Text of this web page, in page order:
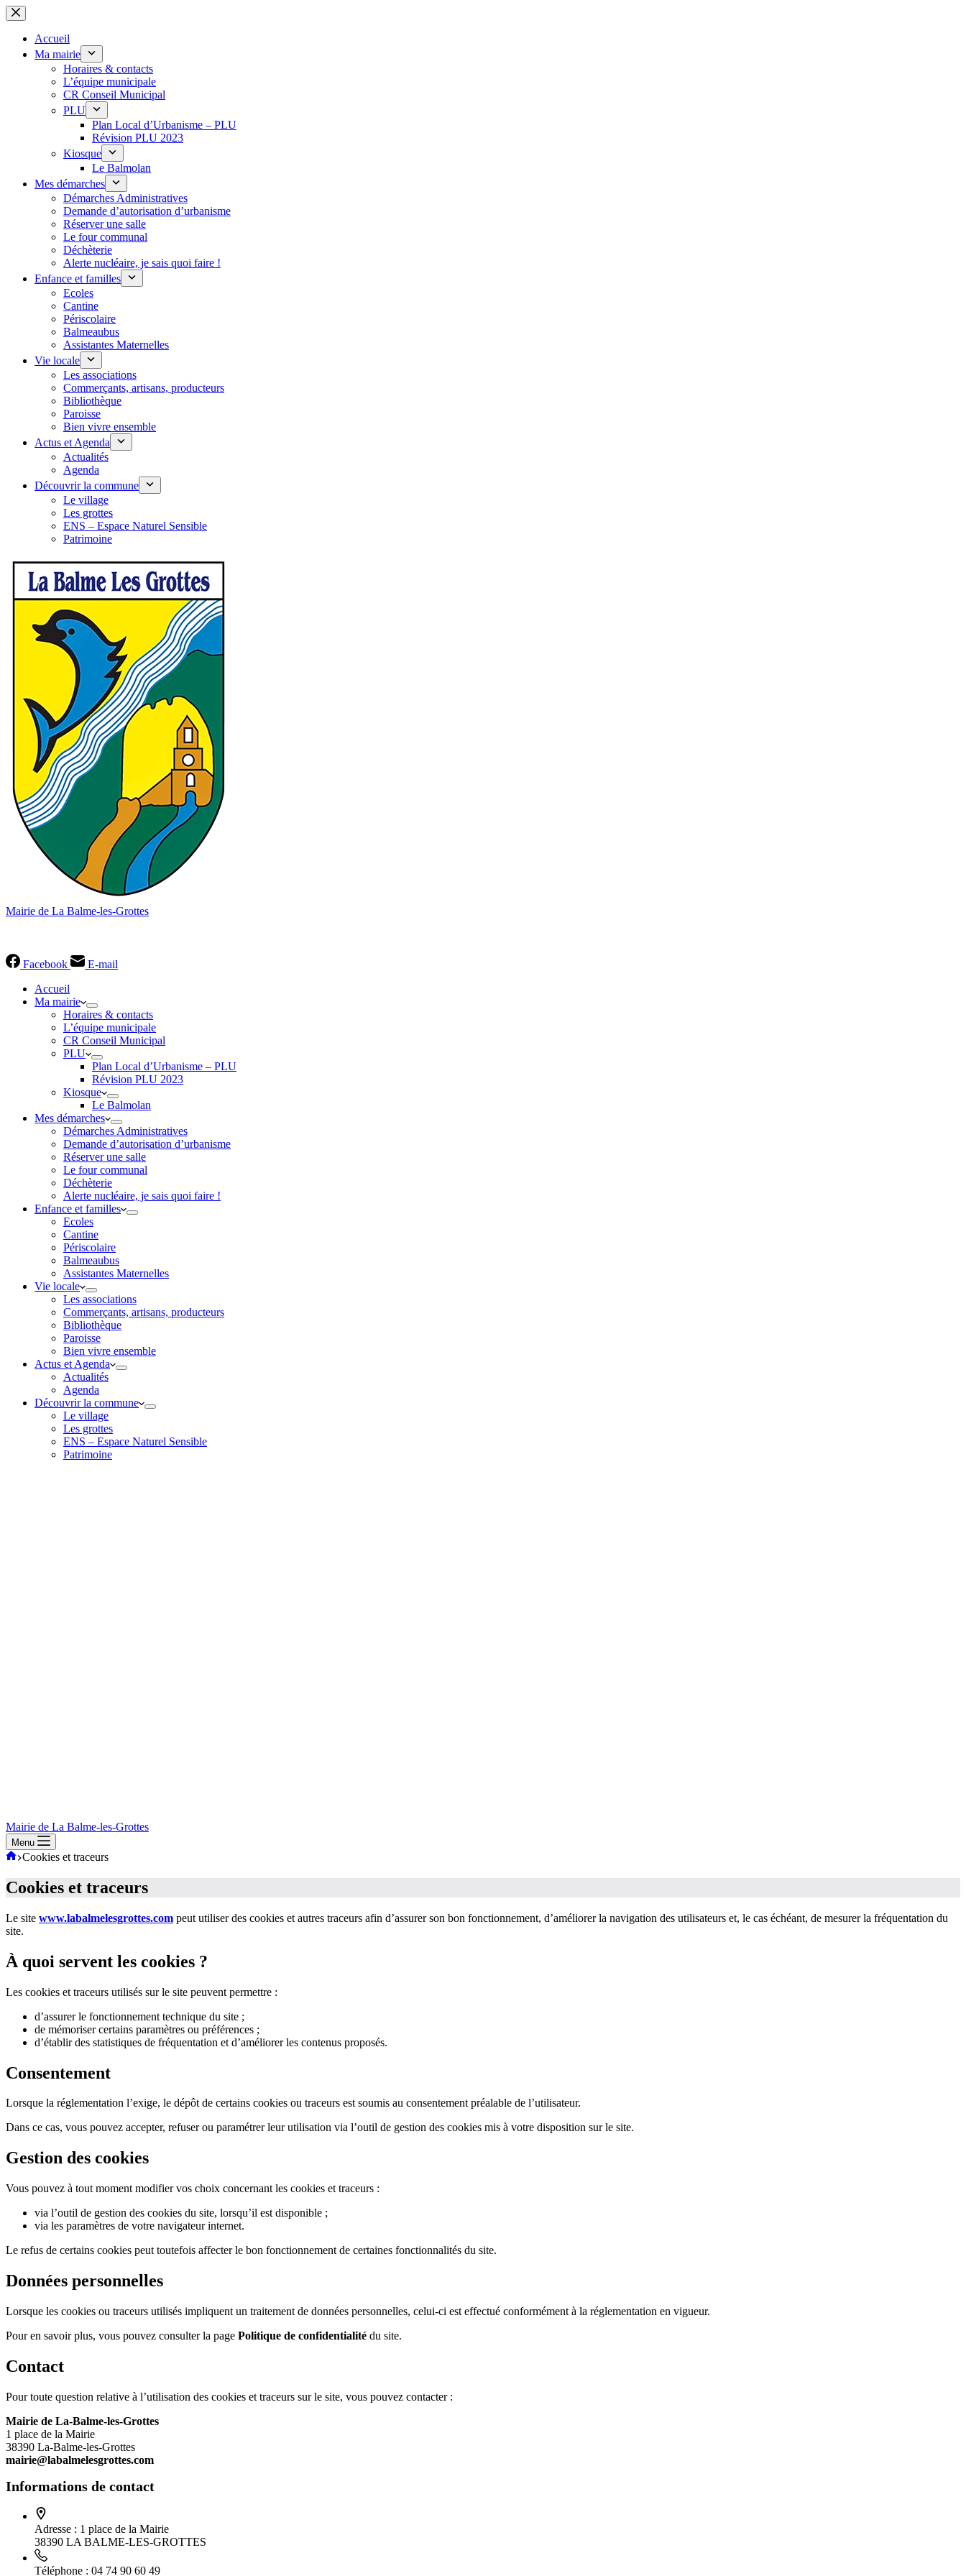
Passer
au
contenuAccueil
Ma mairie
Horaires & contacts
L’équipe municipale
CR Conseil Municipal
PLU
Plan Local d’Urbanisme – PLU
Révision PLU 2023
Kiosque
Le Balmolan
Mes démarches
Démarches Administratives
Demande d’autorisation d’urbanisme
Réserver une salle
Le four communal
Déchèterie
Alerte nucléaire, je sais quoi faire !
Enfance et familles
Ecoles
Cantine
Périscolaire
Balmeaubus
Assistantes Maternelles
Vie locale
Les associations
Commerçants, artisans, producteurs
Bibliothèque
Paroisse
Bien vivre ensemble
Actus et Agenda
Actualités
Agenda
Découvrir la commune
Le village
Les grottes
ENS – Espace Naturel Sensible
Patrimoine
Mairie de La Balme-les-Grottes
Facebook
E-mail
Accueil
Ma mairie
Horaires & contacts
L’équipe municipale
CR Conseil Municipal
PLU
Plan Local d’Urbanisme – PLU
Révision PLU 2023
Kiosque
Le Balmolan
Mes démarches
Démarches Administratives
Demande d’autorisation d’urbanisme
Réserver une salle
Le four communal
Déchèterie
Alerte nucléaire, je sais quoi faire !
Enfance et familles
Ecoles
Cantine
Périscolaire
Balmeaubus
Assistantes Maternelles
Vie locale
Les associations
Commerçants, artisans, producteurs
Bibliothèque
Paroisse
Bien vivre ensemble
Actus et Agenda
Actualités
Agenda
Découvrir la commune
Le village
Les grottes
ENS – Espace Naturel Sensible
Patrimoine
Mairie de La Balme-les-Grottes
Menu
Mairie
La-
Balme-
Grottes
Cookies et traceurs
Cookies et traceurs
Le site www.labalmelesgrottes.com peut utiliser des cookies et autres traceurs afin d’assurer son bon fonctionnement, d’améliorer la navigation des utilisateurs et, le cas échéant, de mesurer la fréquentation du
site.
À quoi servent les cookies ?
Les cookies et traceurs utilisés sur le site peuvent permettre :
d’assurer le fonctionnement technique du site ;
de mémoriser certains paramètres ou préférences ;
d’établir des statistiques de fréquentation et d’améliorer les contenus proposés.
Consentement
Lorsque la réglementation l’exige, le dépôt de certains cookies ou traceurs est soumis au consentement préalable de l’utilisateur.
Dans ce cas, vous pouvez accepter, refuser ou paramétrer leur utilisation via l’outil de gestion des cookies mis à votre disposition sur le site.
Gestion des cookies
Vous pouvez à tout moment modifier vos choix concernant les cookies et traceurs :
via l’outil de gestion des cookies du site, lorsqu’il est disponible ;
via les paramètres de votre navigateur internet.
Le refus de certains cookies peut toutefois affecter le bon fonctionnement de certaines fonctionnalités du site.
Données personnelles
Lorsque les cookies ou traceurs utilisés impliquent un traitement de données personnelles, celui-ci est effectué conformément à la réglementation en vigueur.
Pour en savoir plus, vous pouvez consulter la page Politique de confidentialité du site.
Contact
Pour toute question relative à l’utilisation des cookies et traceurs sur le site, vous pouvez contacter :
Mairie de La-Balme-les-Grottes
1 place de la Mairie
38390 La-Balme-les-Grottes
mairie@labalmelesgrottes.com
Informations de contact
Adresse : 1 place de la Mairie
38390 LA BALME-LES-GROTTES
Téléphone : 04 74 90 60 49